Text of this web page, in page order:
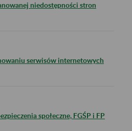
niedostępności stron
serwisów internetowych
społeczne, FGŚP i FP